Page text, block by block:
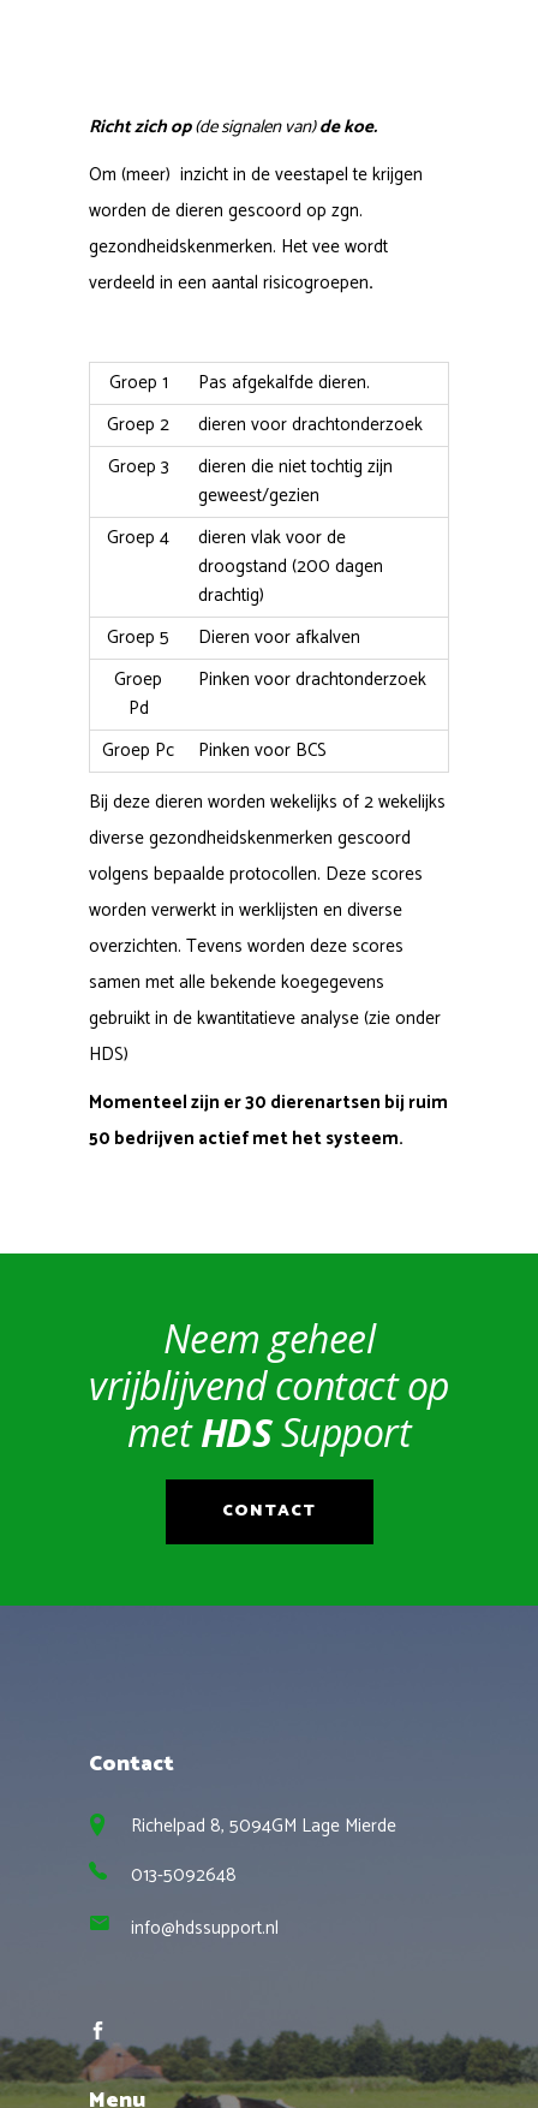
Richt zich op(de signalen van)de koe.
Om (meer) inzicht in de veestapel te krijgen
worden de dieren gescoord op zgn.
gezondheidskenmerken. Het vee wordt
verdeeld in een aantal risicogroepen.
Groep 1
Pas afgekalfde dieren.
Groep 2
dieren voor drachtonderzoek
Groep 3
dieren die niet tochtig zijn
geweest/gezien
Groep 4
dieren vlak voor de
droogstand (200 dagen
drachtig)
Groep 5
Dieren voor afkalven
Groep
Pd
Pinken voor drachtonderzoek
Groep Pc
Pinken voor BCS
Bij deze dieren worden wekelijks of 2 wekelijks
diverse gezondheidskenmerken gescoord
volgens bepaalde protocollen. Deze scores
worden verwerkt in werklijsten en diverse
overzichten. Tevens worden deze scores
samen met alle bekende koegegevens
gebruikt in de kwantitatieve analyse (zie onder
HDS)
Momenteel zijn er 30 dierenartsen bij ruim
50 bedrijven actief met het systeem.
Neem geheel
vrijblijvend contact op
metHDSSupport
CONTACT
Contact
Richelpad 8, 5094GM Lage Mierde
013-5092648
info@hdssupport.nl
Menu